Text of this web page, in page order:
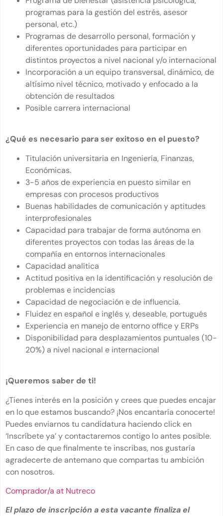
programas para la gestión del estrés, asesor
personal, etc.)
Programas de desarrollo personal, formación y
diferentes oportunidades para participar en
distintos proyectos a nivel nacional y/o internacional
Incorporación a un equipo transversal, dinámico, de
altísimo nivel técnico, motivado y enfocado a la
obtención de resultados
Posible carrera internacional
¿Qué es necesario para ser exitoso en el puesto?
Titulación universitaria en Ingeniería, Finanzas,
Económicas.
3-5 años de experiencia en puesto similar en
empresas con procesos productivos
Buenas habilidades de comunicación y aptitudes
interprofesionales
Capacidad para trabajar de forma autónoma en
diferentes proyectos con todas las áreas de la
compañía en entornos internacionales
Capacidad analítica
Actitud positiva en la identificación y resolución de
problemas e incidencias
Capacidad de negociación e de influencia.
Fluidez en español e inglés y, deseable, portugués
Experiencia en manejo de entorno office y ERPs
Disponibilidad para desplazamientos puntuales (10-
20%) a nivel nacional e internacional
¡Queremos saber de ti!
¿Tienes interés en la posición y crees que puedes encajar
en lo que estamos buscando? ¡Nos encantaría conocerte!
Puedes enviarnos tu candidatura haciendo click en
‘Inscríbete ya’ y contactaremos contigo lo antes posible.
En caso de que finalmente te inscribas, nos gustaría
agradecerte de antemano que compartas tu ambición
con nosotros.
Comprador/a at Nutreco
El plazo de inscripción a esta vacante finaliza el